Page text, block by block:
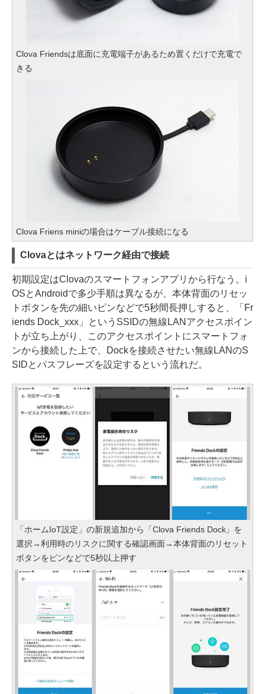
Clova Friendsは底面に充電端子があるため置くだけで充電で
きる
Clova Friens miniの場合はケーブル接続になる
Clovaとはネットワーク経由で接続
初期設定はClovaのスマートフォンアプリから行なう。i
OSとAndroidで多少手順は異なるが、本体背面のリセッ
トボタンを先の細いピンなどで5秒間長押しすると、「Fr
iends Dock_xxx」というSSIDの無線LANアクセスポイン
トが立ち上がり、このアクセスポイントにスマートフォ
ンから接続した上で、Dockを接続させたい無線LANのS
SIDとパスフレーズを設定するという流れだ。
「ホームIoT設定」の新規追加から「Clova Friends Dock」を
選択→利用時のリスクに関する確認画面→本体背面のリセット
ボタンをピンなどで5秒以上押す